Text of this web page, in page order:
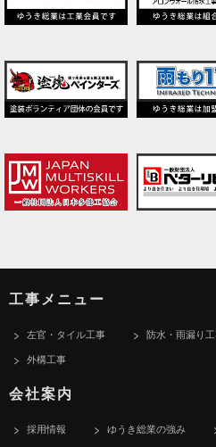
工事メニュー
左官・タイル工事 防水・雨漏り
外構工事
会社案内
採用情報 ゆうき総業の強み